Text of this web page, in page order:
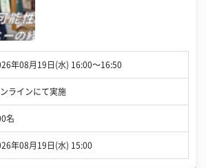
年08月19日(水) 16:00〜16:50
ラインにて実施
名
年08月19日(水) 15:00